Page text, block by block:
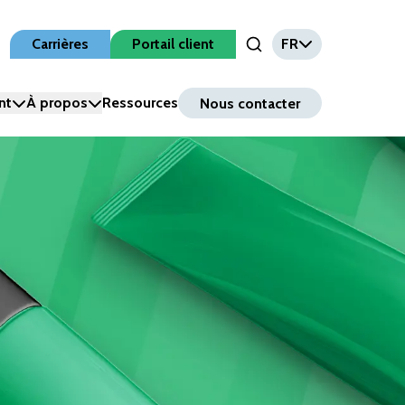
Carrières
Portail client
Open Search Input
FR
À propos Ressources Nous contacter